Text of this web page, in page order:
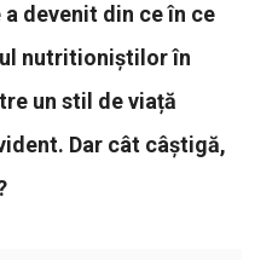
devenit din ce în ce
nutritioniștilor în
un stil de viață
Dar cât câștigă,